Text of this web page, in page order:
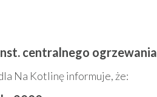
centralnego ogrzewania
Na Kotlinę informuje, że: